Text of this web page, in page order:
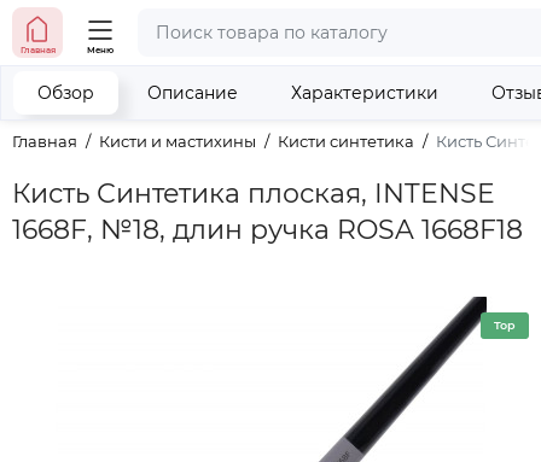
тел. (098) 673-42-06
наши контакты
Главная Меню
Главная Кисти и мастихины Кисти синтетика Кисть
Кисть Синтетика плоская, INTENSE
1668F, №18, длин ручка ROSA 1668F18
Обзор Описание Характеристики
Top